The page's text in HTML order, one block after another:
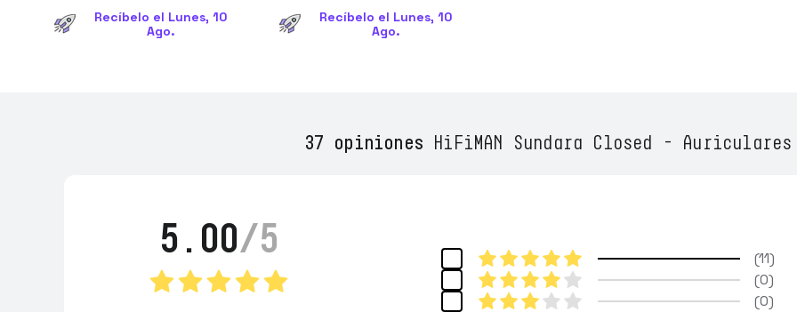
Recíbelo el Lunes, 10
Ago.
Recíbelo el Lunes, 10
Ago.
37 opiniones HiFiMAN Sundara Closed -
11
0
0
5.00/5